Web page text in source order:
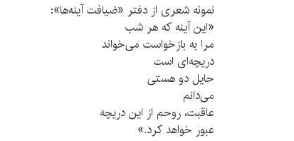
نمونه شعری از دفتر «ضیافت آینه‌ها»:
«این آینه که هر شب
مرا به بازخواست می‌خواند
دریچه‌ای است
حایل دو هستی
می‌دانم
عاقبت، روحم از این دریچه
عبور خواهد کرد.»